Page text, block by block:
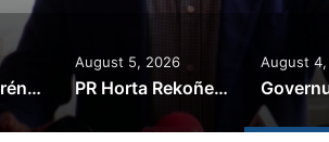
Kazu Transferénsia Osan Millaun 42 Husi Singapura, Advogadu Sei Halo Rekursu
August 5, 2026
PR Horta Rekoñese Timoroan Sira Iha Diáspora Nia Kontribuisaun
August